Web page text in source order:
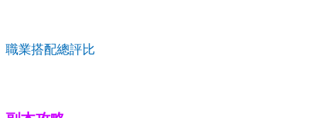
職業搭配總評比